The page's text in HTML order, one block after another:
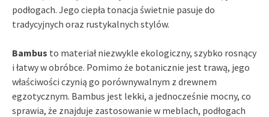
podłogach. Jego ciepła tonacja świetnie pasuje do
tradycyjnych oraz rustykalnych stylów.
Bambus to materiał niezwykle ekologiczny, szybko rosnący
i łatwy w obróbce. Pomimo że botanicznie jest trawą, jego
właściwości czynią go porównywalnym z drewnem
egzotycznym. Bambus jest lekki, a jednocześnie mocny, co
sprawia, że znajduje zastosowanie w meblach, podłogach